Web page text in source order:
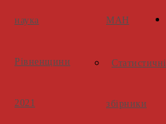
наука
Рівненщини
2021
МАН
Статистичні
збірники